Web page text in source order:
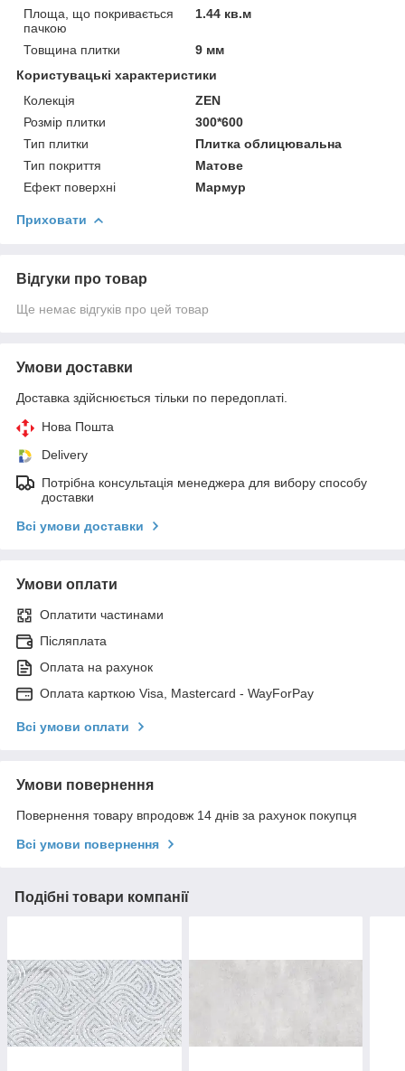
Площа, що покривається
пачкою
1.44 кв.м
Товщина плитки
9 мм
Користувацькі характеристики
Колекція
ZEN
Розмір плитки
300*600
Тип плитки
Плитка облицювальна
Тип покриття
Матове
Ефект поверхні
Мармур
Приховати
Відгуки про товар
Ще немає відгуків про цей товар
Умови доставки
Доставка здійснюється тільки по передоплаті.
Нова Пошта
Delivery
Потрібна консультація менеджера для вибору способу
доставки
Всі умови доставки
Умови оплати
Оплатити частинами
Післяплата
Оплата на рахунок
Оплата карткою Visa, Mastercard - WayForPay
Всі умови оплати
Умови повернення
Повернення товару впродовж 14 днів за рахунок покупця
Всі умови повернення
Подібні товари компанії